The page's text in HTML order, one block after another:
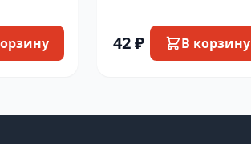
сиренев
42 ₽ В корзину